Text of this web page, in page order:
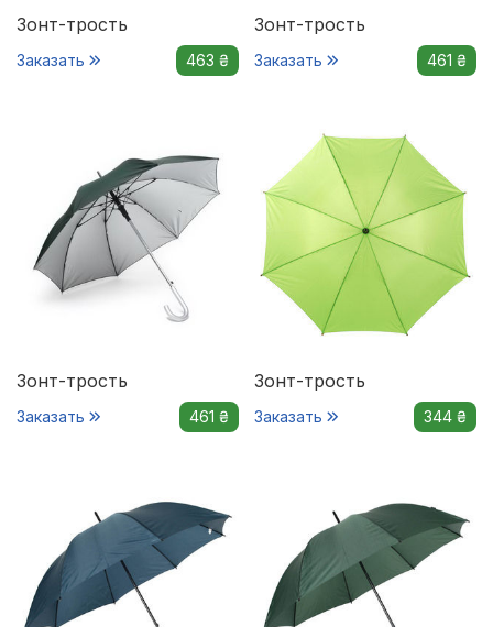
Зонт-трость
Заказать 463 ₴
Зонт-трость
Заказать 461 ₴
Зонт-трость
Заказать 461 ₴
Зонт-трость
Заказать 344 ₴